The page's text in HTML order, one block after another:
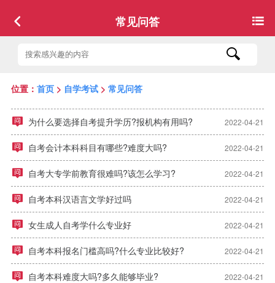
常见问答
位置： 首页> 自学考试> 常见问答
为什么要选择自考提升学历?报机构有用吗? 2022-04-21
自考会计本科科目有哪些?难度大吗? 2022-04-21
自考大专学前教育很难吗?该怎么学习? 2022-04-21
自考本科汉语言文学好过吗 2022-04-21
女生成人自考学什么专业好 2022-04-21
自考本科报名门槛高吗?什么专业比较好? 2022-04-21
自考本科难度大吗?多久能够毕业? 2022-04-21